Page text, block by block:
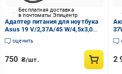
Бесплатная доставка
в почтоматы Эпицентр
Адаптер питания для ноутбука
Asus 19 V/2,37A/45 W/4,5х3,0
мм
оценить
750 ₴/шт. 2